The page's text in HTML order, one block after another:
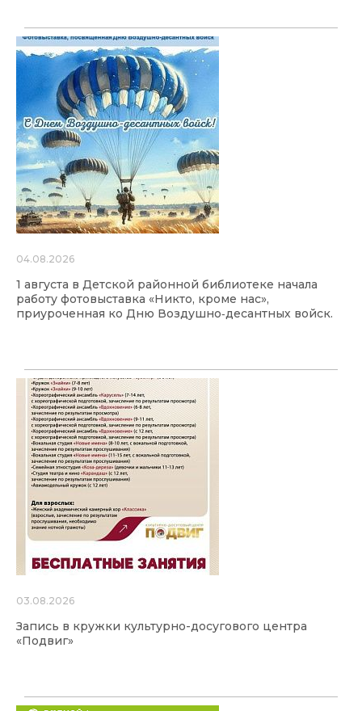
04.08.2026
1 августа в Детской районной библиотеке начала
работу фотовыставка «Никто, кроме нас»,
приуроченная ко Дню Воздушно‑десантных войск.
03.08.2026
Запись в кружки культурно-досугового центра
«Подвиг»